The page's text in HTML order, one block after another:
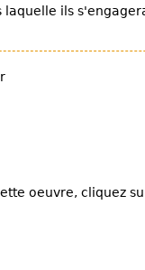
ils
oeuvre, cliquez